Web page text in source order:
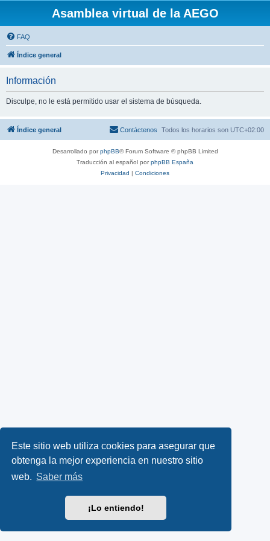
Este sitio web utiliza cookies para asegurar que
obtenga la mejor experiencia en nuestro sitio
web. Saber más
¡Lo entiendo!
Asamblea virtual de la AEGO
FAQ
Índice general
Información
Disculpe, no le está permitido usar el sistema de búsqueda.
Índice general Todos los horarios son UTC+02:00
Contáctenos
Desarrollado porphpBB® Forum Software © phpBB Limited
Traducción al español porphpBB España
Privacidad | Condiciones